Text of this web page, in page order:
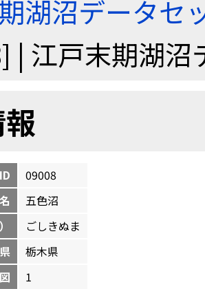
湖沼データセ
| 江戸末期湖沼
09008
五色沼
ごしきぬま
栃木県
1